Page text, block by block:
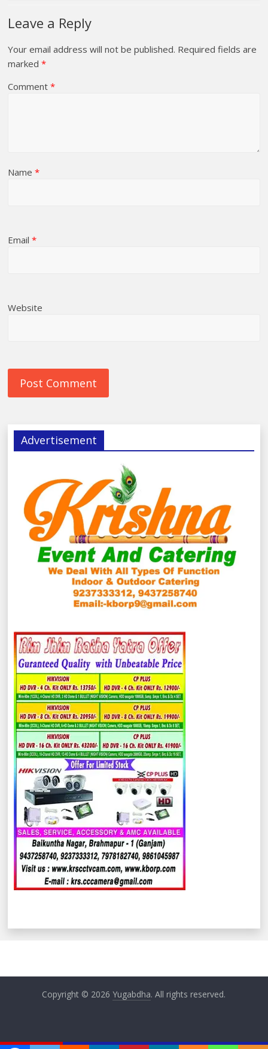
Leave a Reply
Your email address will not be published. Required fields are
marked*
Comment*
Name*
Email*
Website
Advertisement
Copyright © 2026Yugabdha. All rights reserved.